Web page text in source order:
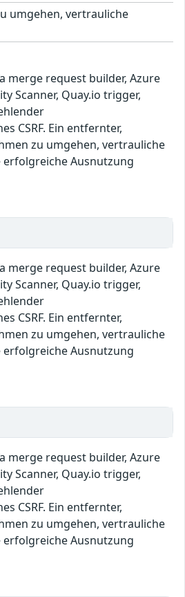
umgehen, vertrauliche
merge request builder, Azure
Scanner, Quay.io trigger,
CSRF. Ein entfernter,
zu umgehen, vertrauliche
Ausnutzung
merge request builder, Azure
Scanner, Quay.io trigger,
CSRF. Ein entfernter,
zu umgehen, vertrauliche
Ausnutzung
merge request builder, Azure
Scanner, Quay.io trigger,
CSRF. Ein entfernter,
zu umgehen, vertrauliche
Ausnutzung